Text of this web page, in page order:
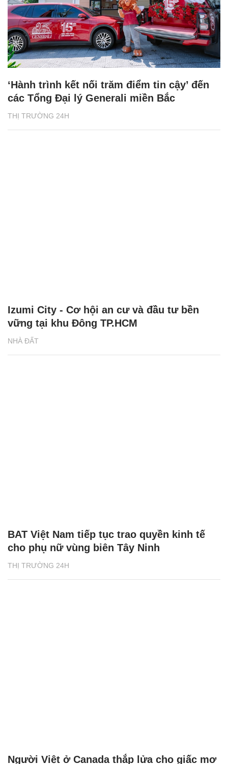
THỊ TRƯỜNG 24H
‘Hành trình kết nối trăm điểm tin cậy’ đến
các Tổng Đại lý Generali miền Bắc
NHÀ ĐẤT
Izumi City - Cơ hội an cư và đầu tư bền
vững tại khu Đông TP.HCM
THỊ TRƯỜNG 24H
BAT Việt Nam tiếp tục trao quyền kinh tế
cho phụ nữ vùng biên Tây Ninh
Người Việt ở Canada thắp lửa cho giấc mơ